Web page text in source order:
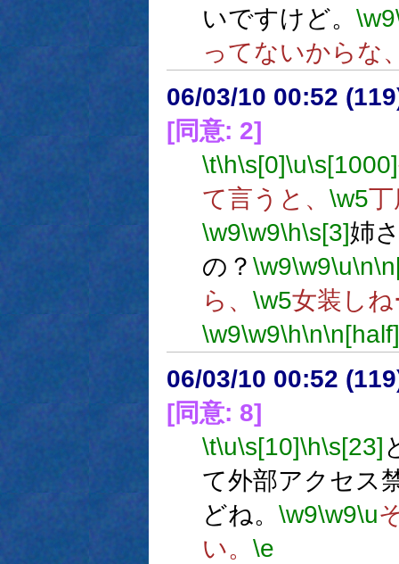
いですけど。 \w9
ってないからな
06/03/10 00:52
[同意: 2]
\t\h\s[0]\u\s[1000]
て言うと、 \w5
\w9\w9\h\s[3]姉
の？ \w9\w9\u\n
ら、 \w5女装し
\w9\w9\h\n\n[half]
06/03/10 00:52
[同意: 8]
\t\u\s[10]\h\s[23]
て外部アクセス
どね。 \w9\w9\u
い。 \e